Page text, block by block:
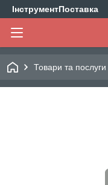
ІнструментПоставка
Товари та послуги